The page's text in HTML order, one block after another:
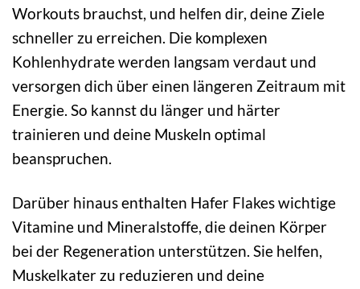
Workouts brauchst, und helfen dir, deine Ziele
schneller zu erreichen. Die komplexen
Kohlenhydrate werden langsam verdaut und
versorgen dich über einen längeren Zeitraum mit
Energie. So kannst du länger und härter
trainieren und deine Muskeln optimal
beanspruchen.
Darüber hinaus enthalten Hafer Flakes wichtige
Vitamine und Mineralstoffe, die deinen Körper
bei der Regeneration unterstützen. Sie helfen,
Muskelkater zu reduzieren und deine